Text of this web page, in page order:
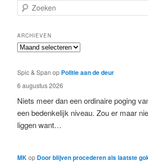
o
k
e
n
ARCHIEVEN
Archieven
Spic & Span op Politie aan de deur
6 augustus 2026
Niets meer dan een ordinaire poging
een bedenkelijk niveau. Zou er maar
liggen want…
MKop Door blijven procederen als laatste